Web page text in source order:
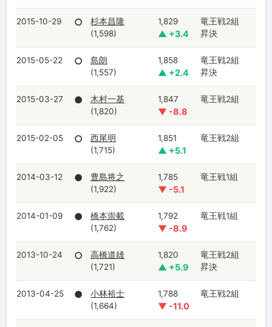
2015-10-29 ○
杉本昌隆
(1,598)
1,829
▲ +3.4
竜王戦2組
昇決
2015-05-22 ○
島朗
(1,557)
1,858
▲ +2.4
竜王戦2組
昇決
2015-03-27 ●
木村一基
(1,820)
1,847
▼ -8.8
竜王戦2組
2015-02-05 ○
西尾明
(1,715)
1,851
▲ +5.1
竜王戦2組
2014-03-12 ●
豊島将之
(1,922)
1,785
▼ -5.1
竜王戦1組
2014-01-09 ●
橋本崇載
(1,762)
1,792
▼ -8.9
竜王戦1組
2013-10-24 ○
高橋道雄
(1,721)
1,820
▲ +5.9
竜王戦2組
昇決
2013-04-25 ●
小林裕士
(1,664)
1,788
▼ -11.0
竜王戦2組